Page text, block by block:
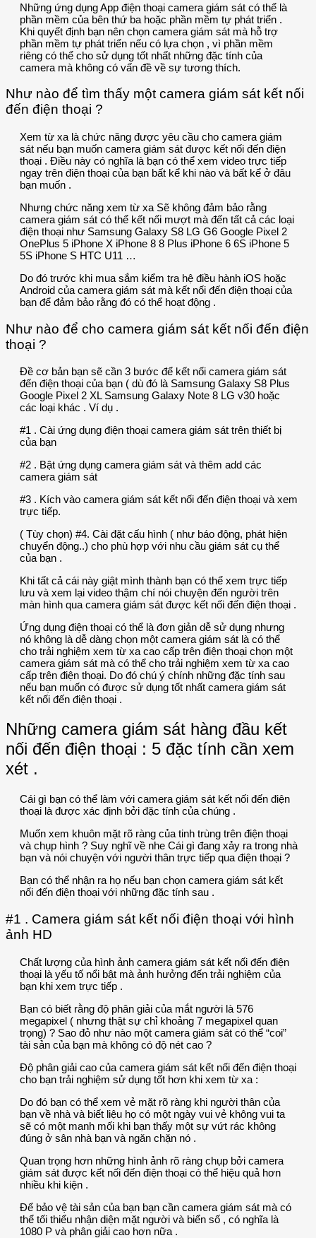
Những ứng dụng App điện thoại camera giám sát có thể là
phần mềm của bên thứ ba hoặc phần mềm tự phát triển .
Khi quyết định bạn nên chọn camera giám sát mà hỗ trợ
phần mềm tự phát triển nếu có lựa chọn , vì phần mềm
riêng có thể cho sử dụng tốt nhất những đặc tính của
camera mà không có vấn đề về sự tương thích.
Như nào để tìm thấy một camera giám sát kết nối
đến điện thoại ?
Xem từ xa là chức năng được yêu cầu cho camera giám
sát nếu bạn muốn camera giám sát được kết nối đến điện
thoại . Điều này có nghĩa là bạn có thể xem video trực tiếp
ngay trên điện thoại của bạn bất kể khi nào và bất kể ở đâu
bạn muốn .
Nhưng chức năng xem từ xa Sẽ không đảm bảo rằng
camera giám sát có thể kết nối mượt mà đến tất cả các loại
điện thoại như Samsung Galaxy S8 LG G6 Google Pixel 2
OnePlus 5 iPhone X iPhone 8 8 Plus iPhone 6 6S iPhone 5
5S iPhone S HTC U11 …
Do đó trước khi mua sắm kiểm tra hệ điều hành iOS hoặc
Android của camera giám sát mà kết nối đến điện thoại của
bạn để đảm bảo rằng đó có thể hoạt động .
Như nào để cho camera giám sát kết nối đến điện
thoại ?
Đề cơ bản bạn sẽ cần 3 bước để kết nối camera giám sát
đến điện thoại của bạn ( dù đó là Samsung Galaxy S8 Plus
Google Pixel 2 XL Samsung Galaxy Note 8 LG v30 hoặc
các loại khác . Ví dụ .
#1 . Cài ứng dụng điện thoại camera giám sát trên thiết bị
của bạn
#2 . Bật ứng dụng camera giám sát và thêm add các
camera giám sát
#3 . Kích vào camera giám sát kết nối đến điện thoại và xem
trực tiếp.
( Tùy chọn) #4. Cài đặt cấu hình ( như báo động, phát hiện
chuyển động..) cho phù hợp với nhu cầu giám sát cụ thể
của bạn .
Khi tất cả cái này giật mình thành bạn có thể xem trực tiếp
lưu và xem lại video thậm chí nói chuyện đến người trên
màn hình qua camera giám sát được kết nối đến điện thoại .
Ứng dụng điện thoại có thể là đơn giản dễ sử dụng nhưng
nó không là dễ dàng chọn một camera giám sát là có thể
cho trải nghiệm xem từ xa cao cấp trên điện thoại chọn một
camera giám sát mà có thể cho trải nghiệm xem từ xa cao
cấp trên điện thoại. Do đó chú ý chính những đặc tính sau
nếu bạn muốn có được sử dụng tốt nhất camera giám sát
kết nối đến điện thoại .
Những camera giám sát hàng đầu kết
nối đến điện thoại : 5 đặc tính cần xem
xét .
Cái gì bạn có thể làm với camera giám sát kết nối đến điện
thoại là được xác định bởi đặc tính của chúng .
Muốn xem khuôn mặt rõ ràng của tinh trùng trên điện thoại
và chụp hình ? Suy nghĩ về nhe Cái gì đang xảy ra trong nhà
bạn và nói chuyện với người thân trực tiếp qua điện thoại ?
Bạn có thể nhận ra họ nếu bạn chọn camera giám sát kết
nối đến điện thoại với những đặc tính sau .
#1 . Camera giám sát kết nối điện thoại với hình
ảnh HD
Chất lượng của hình ảnh camera giám sát kết nối đến điện
thoại là yếu tố nổi bật mà ảnh hưởng đến trải nghiệm của
bạn khi xem trực tiếp .
Bạn có biết rằng độ phân giải của mắt người là 576
megapixel ( nhưng thật sự chỉ khoảng 7 megapixel quan
trọng) ? Sao đỏ như nào một camera giám sát có thể “coi”
tài sản của bạn mà không có độ nét cao ?
Độ phân giải cao của camera giám sát kết nối đến điện thoại
cho bạn trải nghiệm sử dụng tốt hơn khi xem từ xa :
Do đó bạn có thể xem vẻ mặt rõ ràng khi người thân của
bạn về nhà và biết liệu họ có một ngày vui vẻ không vui ta
sẽ có một manh mối khi bạn thấy một sự vứt rác không
đúng ở sân nhà bạn và ngăn chặn nó .
Quan trọng hơn những hình ảnh rõ ràng chụp bởi camera
giám sát được kết nối đến điện thoại có thể hiệu quả hơn
nhiều khi kiện .
Để bảo vệ tài sản của bạn bạn cần camera giám sát mà có
thể tối thiểu nhận diện mặt người và biển số , có nghĩa là
1080 P và phân giải cao hơn nữa .